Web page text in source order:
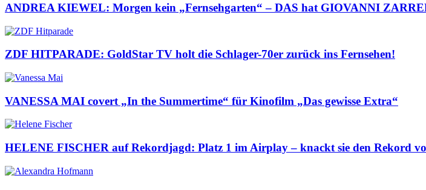
ANDREA KIEWEL: Morgen kein „Fernsehgarten“ – DAS hat GIOVANNI
ZDF HITPARADE: GoldStar TV holt die Schlager-70er zurück ins Fernsehen!
VANESSA MAI covert „In the Summertime“ für Kinofilm „Das gewisse Extra“
HELENE FISCHER auf Rekordjagd: Platz 1 im Airplay – knackt sie den Rekord